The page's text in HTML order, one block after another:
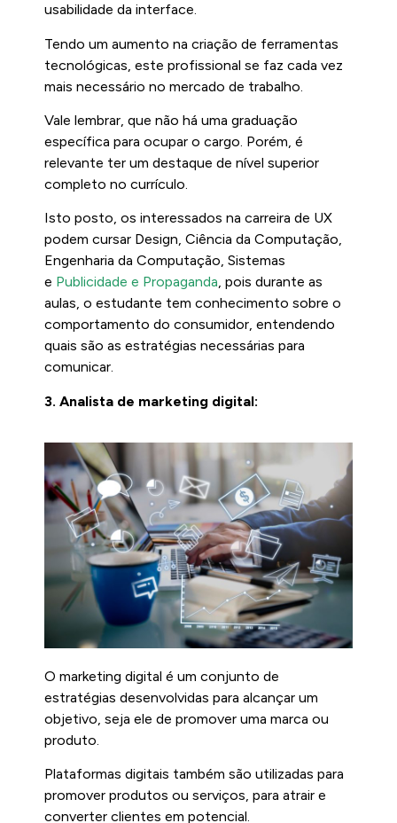
usabilidade da interface.
Tendo um aumento na criação de ferramentas
tecnológicas, este profissional se faz cada vez
mais necessário no mercado de trabalho.
Vale lembrar, que não há uma graduação
específica para ocupar o cargo. Porém, é
relevante ter um destaque de nível superior
completo no currículo.
Isto posto, os interessados na carreira de UX
podem cursar Design, Ciência da Computação,
Engenharia da Computação, Sistemas
e Publicidade e Propaganda, pois durante as
aulas, o estudante tem conhecimento sobre o
comportamento do consumidor, entendendo
quais são as estratégias necessárias para
comunicar.
3. Analista de marketing digital:
O marketing digital é um conjunto de
estratégias desenvolvidas para alcançar um
objetivo, seja ele de promover uma marca ou
produto.
Plataformas digitais também são utilizadas para
promover produtos ou serviços, para atrair e
converter clientes em potencial.